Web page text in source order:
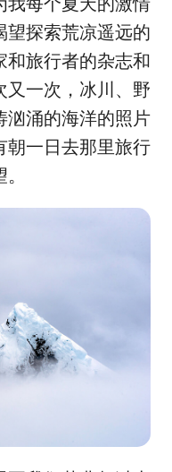
望探索荒凉遥远的
和旅行者的杂志和
又一次，冰川、野
汹涌的海洋的照片
朝一日去那里旅行